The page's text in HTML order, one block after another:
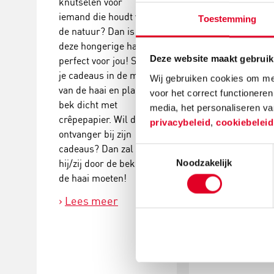
Toestemming
Deze website maakt
Wij gebruiken cookies om
voor het correct
media, het personaliseren
privacybeleid, cookiebeleid
Noodzakelijk
iemand die houdt van
de natuur? Dan is
deze hongerige haai
perfect voor jou! Stop
je cadeaus in de maag
van de haai en plak de
bek dicht met
crêpepapier. Wil de
ontvanger bij zijn
cadeaus? Dan zal
hij/zij door de bek van
de haai moeten!
Lees meer
een wandeling
een
de
landjepik, ook
bekend als
landverovertje
Lees meer